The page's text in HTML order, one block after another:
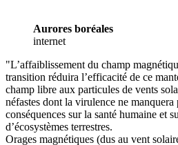
Aurores boréales
internet
"L’affaiblissement du champ
transition réduira l’efficacité de ce
champ libre aux particules de vents
néfastes dont la virulence ne manquera
conséquences sur la santé humaine et
d’écosystèmes terrestres.
Orages magnétiques (dus au vent